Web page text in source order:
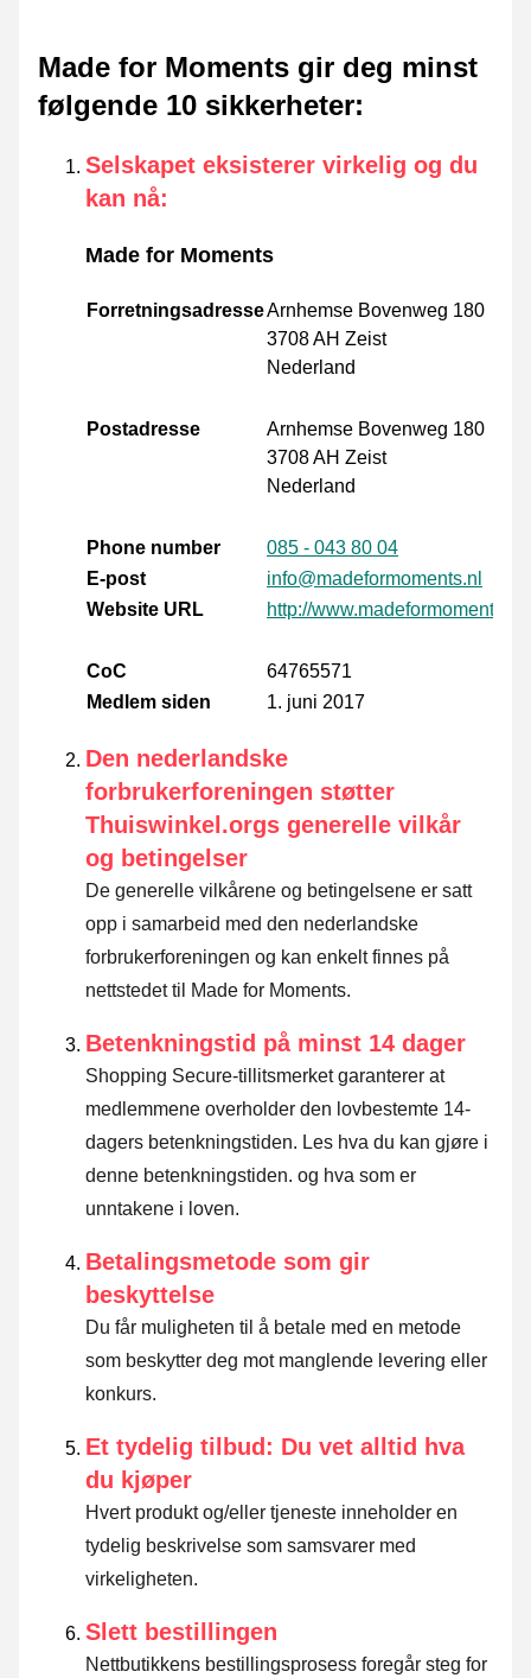
Made for Moments gir deg minst
følgende 10 sikkerheter:
Selskapet eksisterer virkelig og du
kan nå:
Made for Moments
ForretningsadresseArnhemse Bovenweg 180
3708 AH Zeist
Nederland
Postadresse
Arnhemse Bovenweg 180
3708 AH Zeist
Nederland
Phone number
085 - 043 80 04
E-post
info@madeformoments.nl
Website URL
http://www.madeformoments.nl
CoC
64765571
Medlem siden
1. juni 2017
Den nederlandske
forbrukerforeningen støtter
Thuiswinkel.orgs generelle vilkår
og betingelser
De generelle vilkårene og betingelsene er satt
opp i samarbeid med den nederlandske
forbrukerforeningen og kan enkelt finnes på
nettstedet til Made for Moments.
Betenkningstid på minst 14 dager
Shopping Secure-tillitsmerket garanterer at
medlemmene overholder den lovbestemte 14-
dagers betenkningstiden. Les hva du kan gjøre i
denne betenkningstiden. og hva som er
unntakene i loven.
Betalingsmetode som gir
beskyttelse
Du får muligheten til å betale med en metode
som beskytter deg mot manglende levering eller
konkurs.
Et tydelig tilbud: Du vet alltid hva
du kjøper
Hvert produkt og/eller tjeneste inneholder en
tydelig beskrivelse som samsvarer med
virkeligheten.
Slett bestillingen
Nettbutikkens bestillingsprosess foregår steg for